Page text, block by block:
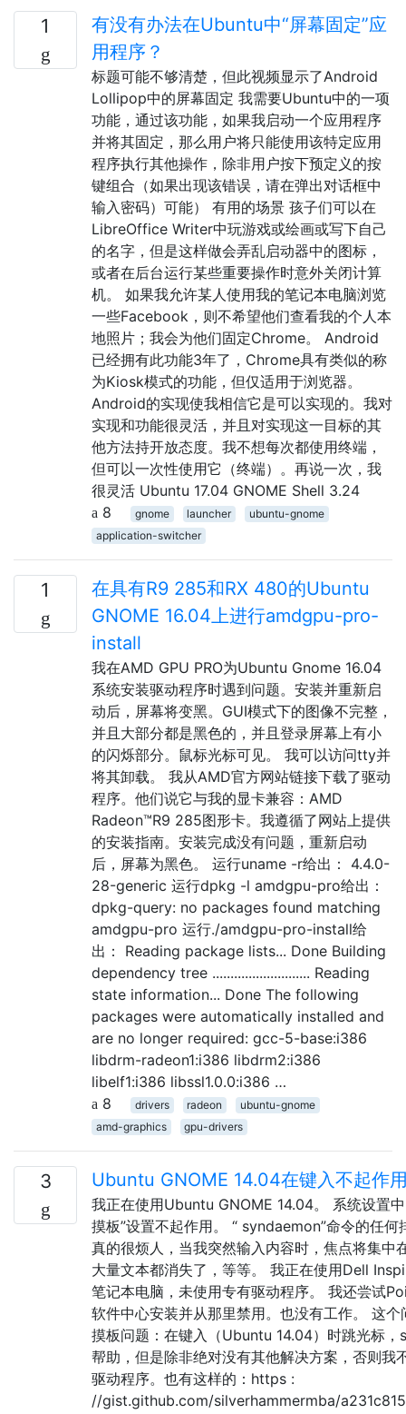
1
有没有办法在Ubuntu中“屏幕固定”应
用程序？
标题可能不够清楚，但此视频显示了Android
Lollipop中的屏幕固定 我需要Ubuntu中的一项
功能，通过该功能，如果我启动一个应用程序
并将其固定，那么用户将只能使用该特定应用
程序执行其他操作，除非用户按下预定义的按
键组合（如果出现该错误，请在弹出对话框中
输入密码）可能） 有用的场景 孩子们可以在
LibreOffice Writer中玩游戏或绘画或写下自己
的名字，但是这样做会弄乱启动器中的图标，
或者在后台运行某些重要操作时意外关闭计算
机。 如果我允许某人使用我的笔记本电脑浏览
一些Facebook，则不希望他们查看我的个人本
地照片；我会为他们固定Chrome。 Android
已经拥有此功能3年了，Chrome具有类似的称
为Kiosk模式的功能，但仅适用于浏览器。
Android的实现使我相信它是可以实现的。我对
实现和功能很灵活，并且对实现这一目标的其
他方法持开放态度。我不想每次都使用终端，
但可以一次性使用它（终端）。再说一次，我
很灵活 Ubuntu 17.04 GNOME Shell 3.24
8
gnome launcher
ubuntu-gnome
application-switcher
1
在具有R9 285和RX 480的Ubuntu
GNOME 16.04上进行amdgpu-pro-
install
我在AMD GPU PRO为Ubuntu Gnome 16.04
系统安装驱动程序时遇到问题。安装并重新启
动后，屏幕将变黑。GUI模式下的图像不完整，
并且大部分都是黑色的，并且登录屏幕上有小
的闪烁部分。鼠标光标可见。 我可以访问tty并
将其卸载。 我从AMD官方网站链接下载了驱动
程序。他们说它与我的显卡兼容：AMD
Radeon™R9 285图形卡。我遵循了网站上提供
的安装指南。安装完成没有问题，重新启动
后，屏幕为黑色。 运行uname -r给出： 4.4.0-
28-generic 运行dpkg -l amdgpu-pro给出：
dpkg-query: no packages found matching
amdgpu-pro 运行./amdgpu-pro-install给
出： Reading package lists... Done Building
dependency tree ........................... Reading
state information... Done The following
packages were automatically installed and
are no longer required: gcc-5-base:i386
libdrm-radeon1:i386 libdrm2:i386
libelf1:i386 libssl1.0.0:i386 …
8
drivers radeon
ubuntu-gnome
amd-graphics
gpu-drivers
3 Ubuntu GNOME 14.04在键入不起作
我正在使用Ubuntu GNOME 14.04。 系统设置
摸板”设置不起作用。 “ syndaemon”命令的任何
真的很烦人，当我突然输入内容时，焦点将集中
大量文本都消失了，等等。 我正在使用Dell
笔记本电脑，未使用专有驱动程序。 我还尝试
软件中心安装并从那里禁用。也没有工作。 这
摸板问题：在键入（Ubuntu 14.04）时跳光标
帮助，但是除非绝对没有其他解决方案，否则我
驱动程序。也有这样的：https :
//gist.github.com/silverhammermba/